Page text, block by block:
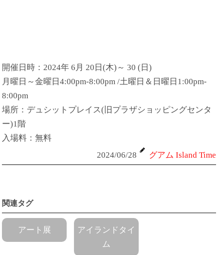
開催日時：2024年 6月 20日(木)～ 30 (日)
月曜日～金曜日4:00pm-8:00pm /土曜日＆日曜日1:00pm-
8:00pm
場所：デュシットプレイス(旧プラザショッピングセンタ
ー)1階
入場料：無料
2024/06/28
グアム Island Time
関連タグ
アート展
アイランドタイ
ム